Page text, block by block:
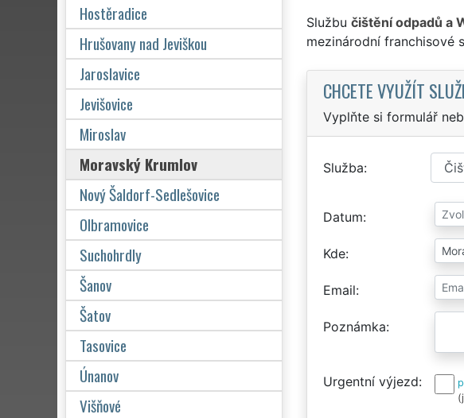
Službu čištění odpadů a
mezinárodní franchisové
CHCETE VYUŽÍT
Vyplňte si formulář
Služba
Datum
Kde
Email
Poznámka
Urgentní výjezd
Hostěradice
Hrušovany nad Jeviškou
Jaroslavice
Jevišovice
Miroslav
Moravský Krumlov
Nový Šaldorf-Sedlešovice
Olbramovice
Suchohrdly
Šanov
Šatov
Tasovice
Únanov
Višňové